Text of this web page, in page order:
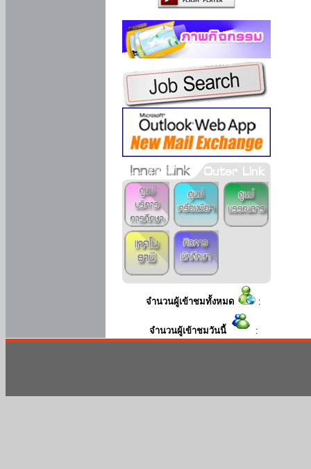
จำนวนผู้เข้าชมทั้งหมด :
จำนวนผู้เข้าชมวันนี้ :